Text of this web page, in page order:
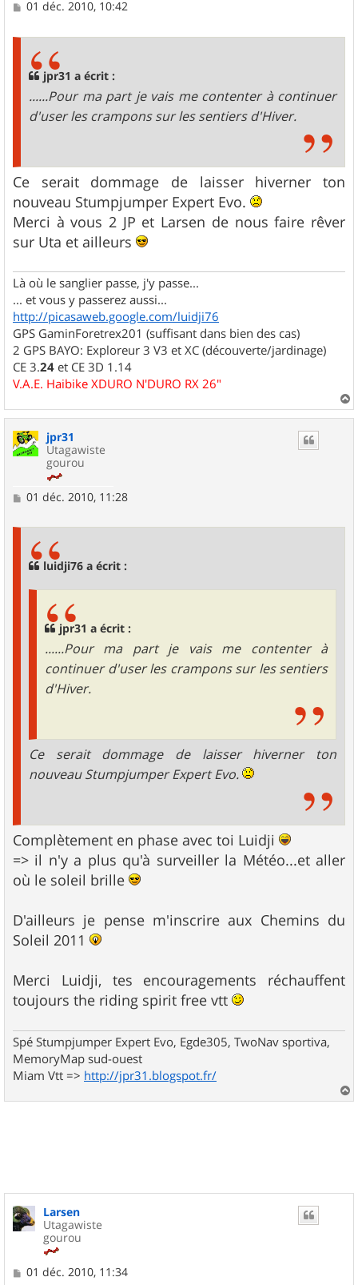
M
01 déc. 2010, 10:42
jpr31 a écrit :
......Pour ma part je vais me contenter à continuer
d'user les crampons sur les sentiers d'Hiver.
Ce serait dommage de laisser hiverner ton
nouveau Stumpjumper Expert Evo.
Merci à vous 2 JP et Larsen de nous faire rêver
sur Uta et ailleurs
Là où le sanglier passe, j'y passe...
... et vous y passerez aussi...
http://picasaweb.google.com/luidji76
GPS GaminForetrex201 (suffisant dans bien des cas)
2 GPS BAYO: Exploreur 3 V3 et XC (découverte/jardinage)
CE 3.24 et CE 3D 1.14
V.A.E. Haibike XDURO N'DURO RX 26"
a
jpr31
Utagawiste
gourou
M
01 déc. 2010, 11:28
luidji76 a écrit :
jpr31 a écrit :
......Pour ma part je vais me contenter à
continuer d'user les crampons sur les sentiers
d'Hiver.
Ce serait dommage de laisser hiverner ton
nouveau Stumpjumper Expert Evo.
Complètement en phase avec toi Luidji
=> il n'y a plus qu'à surveiller la Météo...et aller
où le soleil brille
D'ailleurs je pense m'inscrire aux Chemins du
Soleil 2011
Merci Luidji, tes encouragements réchauffent
toujours the riding spirit free vtt
Spé Stumpjumper Expert Evo, Egde305, TwoNav sportiva,
MemoryMap sud-ouest
Miam Vtt => http://jpr31.blogspot.fr/
a
Larsen
Utagawiste
gourou
M
01 déc. 2010, 11:34